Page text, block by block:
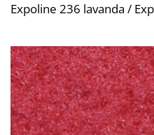
Expoline 236 lavanda /